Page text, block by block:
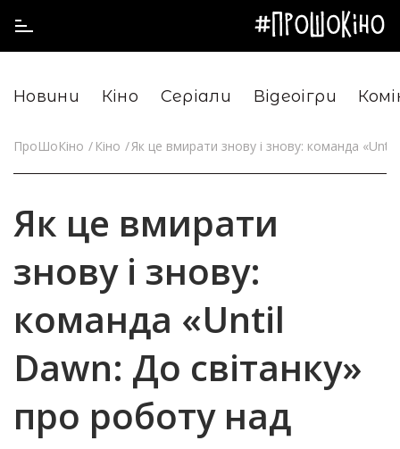
Новини Кіно Серіали Відеоігри
ПроШоКіно Кіно Як це вмирати знову і знову: команда
Як це вмирати
знову і знову:
команда «Until
Dawn: До світанку»
про роботу над